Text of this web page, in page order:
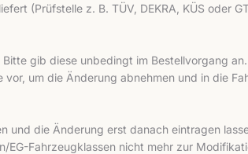
(Prüfstelle z. B. TÜV, DEKRA, KÜS oder
gib diese unbedingt im Bestellvorgang
um die Änderung abnehmen und in die
und die Änderung erst danach eintragen
EG-Fahrzeugklassen nicht mehr zur